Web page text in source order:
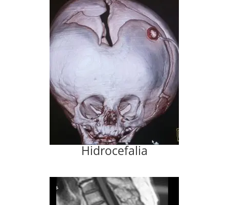
Hidrocefalia